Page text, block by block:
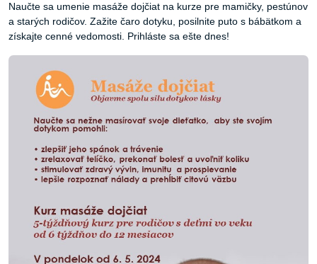
Naučte sa umenie masáže dojčiat na kurze pre mamičky, pestúnov
a starých rodičov. Zažite čaro dotyku, posilnite puto s bábätkom a
získajte cenné vedomosti. Prihláste sa ešte dnes!